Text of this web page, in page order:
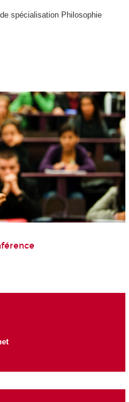
spécialisationPhilosophie